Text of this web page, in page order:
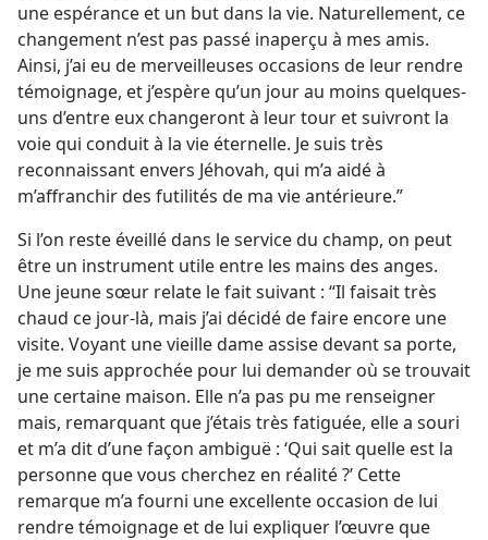
une espérance et un but dans la vie. Naturellement, ce
changement n’est pas passé inaperçu à mes amis.
Ainsi, j’ai eu de merveilleuses occasions de leur rendre
témoignage, et j’espère qu’un jour au moins quelques-
uns d’entre eux changeront à leur tour et suivront la
voie qui conduit à la vie éternelle. Je suis très
reconnaissant envers Jéhovah, qui m’a aidé à
m’affranchir des futilités de ma vie antérieure.”
Si l’on reste éveillé dans le service du champ, on peut
être un instrument utile entre les mains des anges.
Une jeune sœur relate le fait suivant : “Il faisait très
chaud ce jour-​là, mais j’ai décidé de faire encore une
visite. Voyant une vieille dame assise devant sa porte,
je me suis approchée pour lui demander où se trouvait
une certaine maison. Elle n’a pas pu me renseigner
mais, remarquant que j’étais très fatiguée, elle a souri
et m’a dit d’une façon ambiguë : ‘Qui sait quelle est la
personne que vous cherchez en réalité ?’ Cette
remarque m’a fourni une excellente occasion de lui
rendre témoignage et de lui expliquer l’œuvre que